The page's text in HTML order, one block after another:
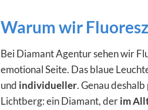
Warum wir
Bei Diamant Agentur sehen wir
emotional Seite. Das blaue
und individueller. Genau
Lichtberg: ein Diamant, derim